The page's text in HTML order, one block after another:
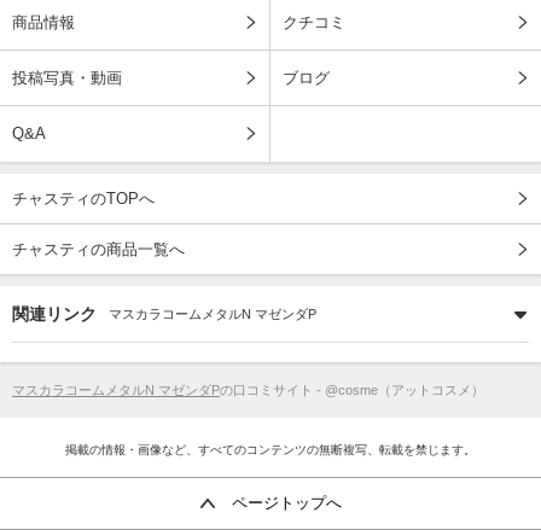
商品情報 クチコミ
投稿写真・動画 ブログ
Q&A
チャスティのTOPへ
チャスティの商品一覧へ
関連リンク マスカラコームメタルN マゼンダP
マスカラコームメタルN マゼンダPの口コミサイト - @cosme（アットコスメ）
掲載の情報・画像など、すべてのコンテンツの無断複写、転載を禁じます。
ページトップへ